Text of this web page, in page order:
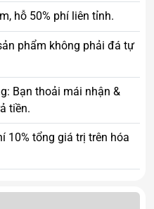
hỗ 50% phí liên tỉnh.
phẩm không phải đá tự
Bạn thoải mái nhận &
tiền.
10% tổng giá trị trên hóa